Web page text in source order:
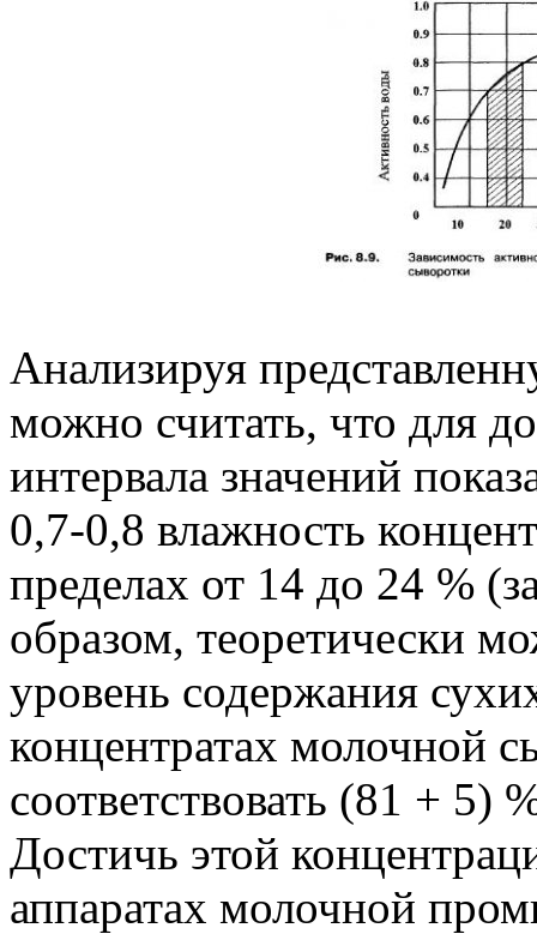
Анализируя
можно считать, что для
интервала значений
0,7-0,8 влажность
пределах от 14 до 24 %
образом, теоретически
уровень содержания
концентратах молочной
соответствовать (81 + 5)
Достичь этой
аппаратах молочной